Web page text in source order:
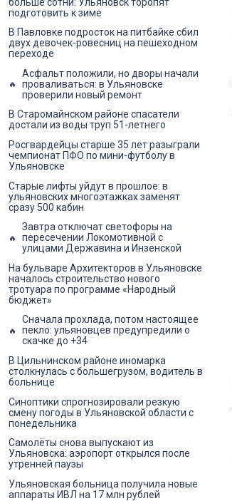
подготовить к зиме
В Павловке подросток на питбайке сбил
двух девочек-ровесниц на пешеходном
переходе
Асфальт положили, но дворы начали
проваливаться: в Ульяновске
проверили новый ремонт
В Старомайнском районе спасатели
достали из воды труп 51-летнего
Росгвардейцы старше 35 лет разыграли
чемпионат ПФО по мини-футболу в
Ульяновске
Старые лифты уйдут в прошлое: в
ульяновских многоэтажках заменят
сразу 500 кабин
Завтра отключат светофоры на
пересечении Локомотивной с
улицами Державина и Инзенской
На бульваре Архитекторов в Ульяновске
началось строительство нового
тротуара по программе «Народный
бюджет»
Сначала прохлада, потом настоящее
пекло: ульяновцев предупредили о
скачке до +34
В Цильнинском районе иномарка
столкнулась с большегрузом, водитель в
больнице
Синоптики спрогнозировали резкую
смену погоды в Ульяновской области с
понедельника
Самолёты снова выпускают из
Ульяновска: аэропорт открылся после
утренней паузы
Ульяновская больница получила новые
аппараты ИВЛ на 17 млн рублей